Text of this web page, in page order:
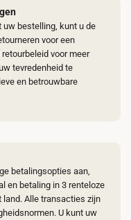
uw bestelling, kunt u de
voor een
voor meer
tevredenheid te
en betrouwbare
betalingsopties aan,
en betaling in 3 renteloze
Alle transacties zijn
U kunt uw